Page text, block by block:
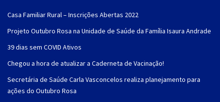
Casa Familiar Rural – Inscrições Abertas 2022
Projeto Outubro Rosa na Unidade de Saúde da Família Isaura Andrade
39 dias sem COVID Ativos
Chegou a hora de atualizar a Caderneta de Vacinação!
Secretária de Saúde Carla Vasconcelos realiza planejamento para
ações do Outubro Rosa